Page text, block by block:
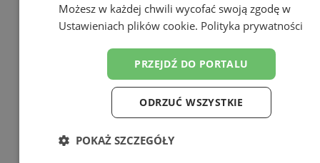
Możesz w każdej chwili wycofać swoją zgodę w
Ustawieniach plików cookie. Polityka prywatności
PRZEJDŹ DO PORTALU
ODRZUĆ WSZYSTKIE
POKAŻ SZCZEGÓŁY